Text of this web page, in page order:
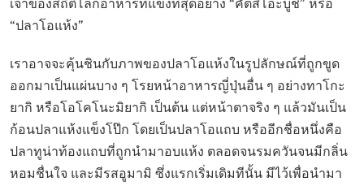
เจ้าของสถิติโลกอาหารที่แข็งที่สุดอย่าง “คัตสึโอะบูชิ” หรือ
“ปลาโอแห้ง”
เราอาจจะคุ้นชินกับภาพของปลาโอแห้งในรูปลักษณ์ที่ถูกขูด
ออกมาเป็นแผ่นบาง ๆ โรยหน้าอาหารญี่ปุ่นอื่น ๆ อย่างทาโกะ
ยากิ หรือโอโคโนะมิยากิ เป็นต้น แต่หน้าตาจริง ๆ แล้วมันเป็น
ก้อนปลาแห้งแข็งโป๊ก โดยเป็นปลาโอแถบ หรืออีกชื่อหนึ่งคือ
ปลาทูน่าท้องแถบที่ถูกนำมาอบแห้ง ตลอดจนรมควันจนมีกลิ่น
หอมชื่นใจ และมีรสอูมามิ ซึ่งแรกเริ่มเดิมทีนั้น มีไว้เพื่อนำมา